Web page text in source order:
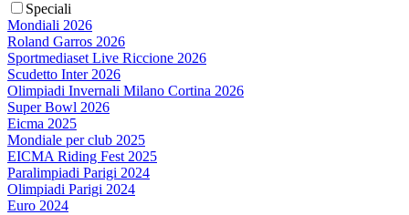
Speciali
Mondiali 2026
Roland Garros 2026
Sportmediaset Live Riccione 2026
Scudetto Inter 2026
Olimpiadi Invernali Milano Cortina 2026
Super Bowl 2026
Eicma 2025
Mondiale per club 2025
EICMA Riding Fest 2025
Paralimpiadi Parigi 2024
Olimpiadi Parigi 2024
Euro 2024